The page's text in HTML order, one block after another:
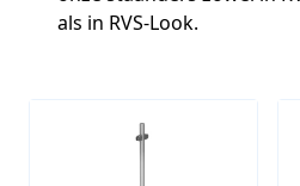
als in RVS-Look.